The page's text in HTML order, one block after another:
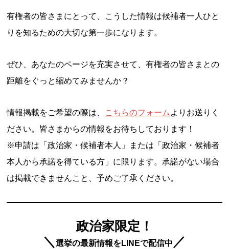
有権者の皆さまにとって、こうした情報は候補者一人ひと
りを知るための大切な第一歩になります。
ぜひ、あなたのページを充実させて、有権者の皆さまとの
距離をぐっと縮めてみませんか？
情報掲載をご希望の際は、 こちらのフォーム よりお送りく
ださい。皆さまからの情報をお待ちしております！
※申請は「政治家・候補者本人」または「政治家・候補者
本人から承諾を得ている方」に限ります。承諾がない場合
は掲載できませんこと、予めご了承ください。
政治家限定！
＼選挙の最新情報をLINEで配信中 ／